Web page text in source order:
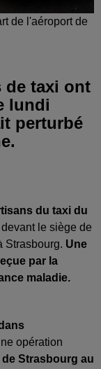
de l'aéroport de
de taxi ont
lundi
perturbé
du taxi du
le siège de
Strasbourg. Une
par la
maladie.
opération
Strasbourg au